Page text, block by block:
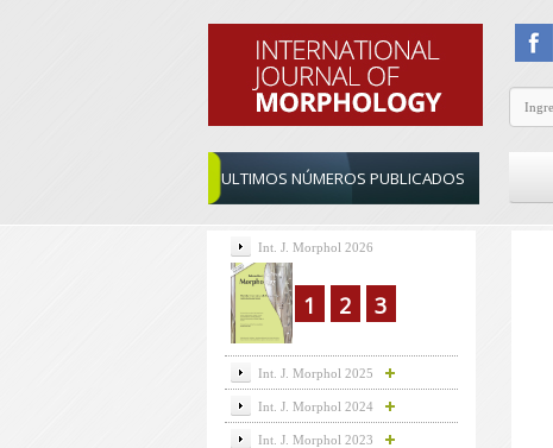
ULTIMOS NÚMEROS PUBLICADOS
Int. J. Morphol 2026
1 2 3
Int. J. Morphol 2025
Int. J. Morphol 2024
Int. J. Morphol 2023